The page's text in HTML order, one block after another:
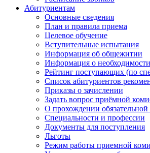
Абитуриентам
Основные сведения
План и правила приема
Целевое обучение
Вступительные испытания
Информация об общежитии
Информация о
Рейтинг поступающих (по
Список абитуриентов
Приказы о зачислении
Задать вопрос приёмной
О прохождении обязательной
Специальности и профессии
Документы для поступления
Льготы
Режим работы приемной